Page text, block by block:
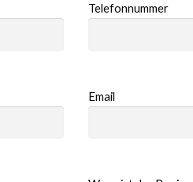
Telefonnummer
Email